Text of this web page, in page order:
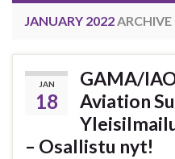
JANUARY 2022ARCHIVE
JAN
18
GAMA/
Aviation
– Osallistu nyt!